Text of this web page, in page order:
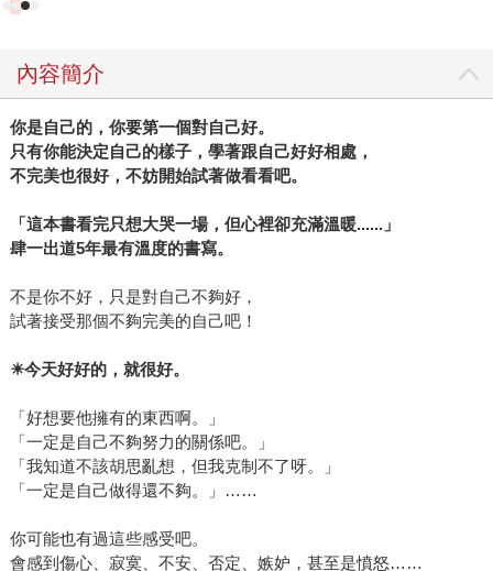
都懂，只是一時忘記的話。或許我無法跟你說，要怎樣愛情
但至少可以讓你知道，你永遠都值得有人對你好。眼淚有好
有壞，不希望是招惹讓大家傷心的眼淚，而可以是被了解的
眼淚，讓你在覺得自己是一個人的時候，不那麼孤單。」 肆
一是個健談、幽默、反應快，偶爾言詞頗為犀利、偶爾又相
當貼心的人，就如同他文章中一貫的「一個男人的告白」那
書寫又是如此充滿溫暖和了解，肆一曾說過自己不是戀愛高
手，但身旁都是戀愛動物，他所說的似乎都是別人的愛情故
事，但其中不難看出他自己對愛情的理解，正面、積極，鼓
勵書迷不要失去對愛的信仰，就如同他說的：「沒有人可以
采文化提供。
內容簡介
你是自己的，你要第一個對自己好。
只有你能決定自己的樣子，學著跟自己好好相處，
不完美也很好，不妨開始試著做看看吧。
「這本書看完只想大哭一場，但心裡卻充滿溫暖......」
肆一出道5年最有溫度的書寫。
不是你不好，只是對自己不夠好，
試著接受那個不夠完美的自己吧！
☀今天好好的，就很好。
「好想要他擁有的東西啊。」
「一定是自己不夠努力的關係吧。」
「我知道不該胡思亂想，但我克制不了呀。」
「一定是自己做得還不夠。」……
你可能也有過這些感受吧。
會感到傷心、寂寞、不安、否定、嫉妒，甚至是憤怒……